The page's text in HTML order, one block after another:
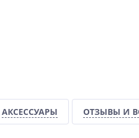
АКСЕССУАРЫ ОТЗЫВЫ И